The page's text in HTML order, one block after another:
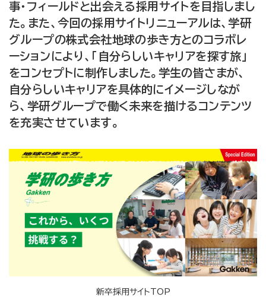
事・フィールドと出会える採用サイトを目指しまし
た。また、今回の採用サイトリニューアルは、学研
グループの株式会社地球の歩き方とのコラボレ
ーションにより、「自分らしいキャリアを探す旅」
をコンセプトに制作しました。学生の皆さまが、
自分らしいキャリアを具体的にイメージしなが
ら、学研グループで働く未来を描けるコンテンツ
を充実させています。
新卒採用サイトTOP